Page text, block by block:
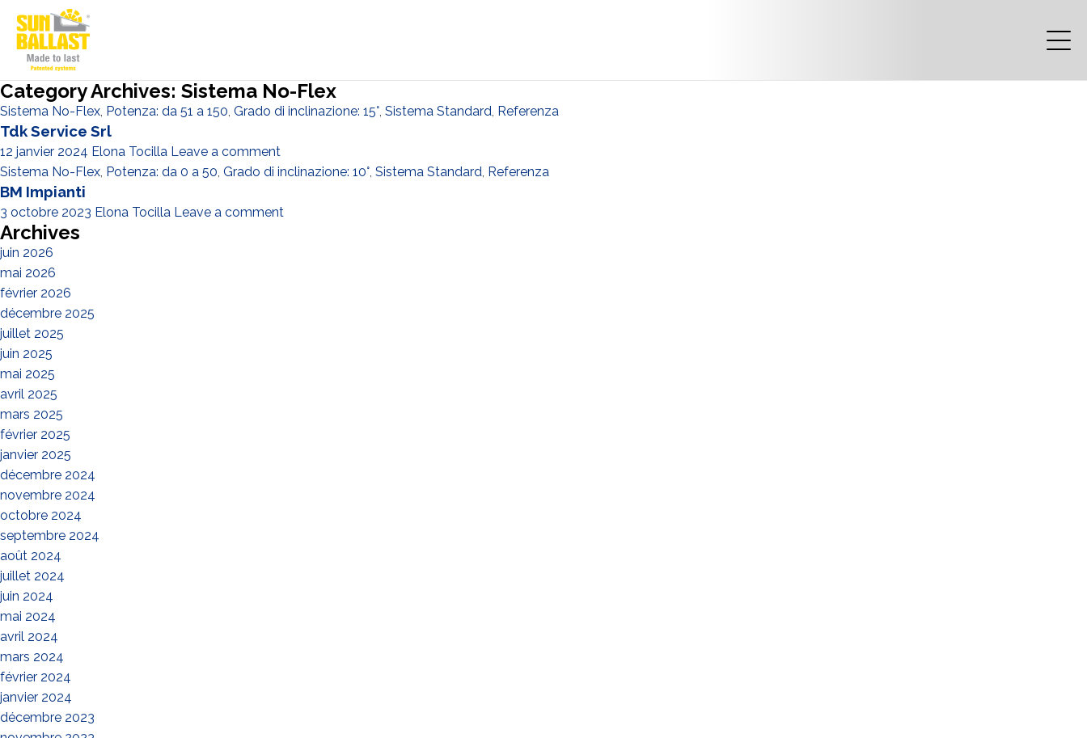
Category Archives: Sistema No-Flex
Sistema No-Flex, Potenza: da 51 a 150, Grado di inclinazione: 15°, Sistema Standard, Referenza
Tdk Service Srl
12 janvier 2024 Elona Tocilla Leave a comment
Sistema No-Flex, Potenza: da 0 a 50, Grado di inclinazione: 10°, Sistema Standard, Referenza
BM Impianti
3 octobre 2023 Elona Tocilla Leave a comment
Archives
juin 2026
mai 2026
février 2026
décembre 2025
juillet 2025
juin 2025
mai 2025
avril 2025
mars 2025
février 2025
janvier 2025
décembre 2024
novembre 2024
octobre 2024
septembre 2024
août 2024
juillet 2024
juin 2024
mai 2024
avril 2024
mars 2024
février 2024
janvier 2024
décembre 2023